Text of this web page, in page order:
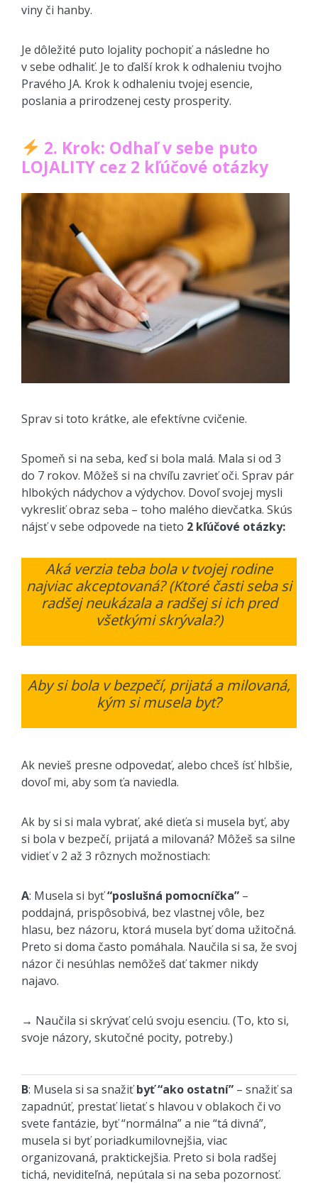
viny či hanby.
Je dôležité puto lojality pochopiť a následne ho
v sebe odhaliť. Je to ďalší krok k odhaleniu tvojho
Pravého JA. Krok k odhaleniu tvojej esencie,
poslania a prirodzenej cesty prosperity.
2. Krok: Odhaľ v sebe puto
LOJALITY cez 2 kľúčové otázky
Sprav si toto krátke, ale efektívne cvičenie.
Spomeň si na seba, keď si bola malá. Mala si od 3
do 7 rokov. Môžeš si na chvíľu zavrieť oči. Sprav pár
hlbokých nádychov a výdychov. Dovoľ svojej mysli
vykresliť obraz seba – toho malého dievčatka. Skús
nájsť v sebe odpovede na tieto 2 kľúčové otázky:
Aká verzia teba bola v tvojej rodine
najviac akceptovaná? (Ktoré časti seba si
radšej neukázala a radšej si ich pred
všetkými skrývala?)
Aby si bola v bezpečí, prijatá a milovaná,
kým si musela byť?
Ak nevieš presne odpovedať, alebo chceš ísť hlbšie,
dovoľ mi, aby som ťa naviedla.
Ak by si si mala vybrať, aké dieťa si musela byť, aby
si bola v bezpečí, prijatá a milovaná? Môžeš sa silne
vidieť v 2 až 3 rôznych možnostiach:
A: Musela si byť“poslušná pomocníčka” –
poddajná, prispôsobivá, bez vlastnej vôle, bez
hlasu, bez názoru, ktorá musela byť doma užitočná.
Preto si doma často pomáhala. Naučila si sa, že svoj
názor či nesúhlas nemôžeš dať takmer nikdy
najavo.
→ Naučila si skrývať celú svoju esenciu. (To, kto si,
svoje názory, skutočné pocity, potreby.)
B: Musela si sa snažiťbyť “ako ostatní” – snažiť sa
zapadnúť, prestať lietať s hlavou v oblakoch či vo
svete fantázie, byť “normálna” a nie “tá divná”,
musela si byť poriadkumilovnejšia, viac
organizovaná, praktickejšia. Preto si bola radšej
tichá, neviditeľná, nepútala si na seba pozornosť.